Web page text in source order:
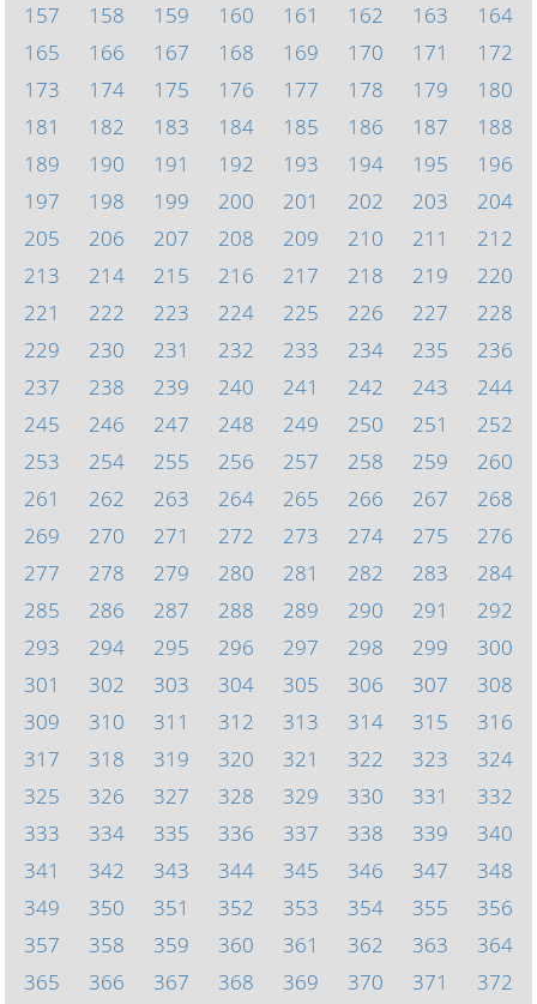
157
158 159 160 161 162 163
164
165
166 167 168 169 170 171
172
173
174 175 176 177 178 179
180
181
182 183 184 185 186 187
188
189
190 191 192 193 194 195
196
197
198 199 200 201 202 203
204
205
206 207 208 209 210 211
212
213
214 215 216 217 218 219
220
221
222 223 224 225 226 227
228
229
230 231 232 233 234 235
236
237
238 239 240 241 242 243
244
245
246 247 248 249 250 251
252
253
254 255 256 257 258 259
260
261
262 263 264 265 266 267
268
269
270 271 272 273 274 275
276
277
278 279 280 281 282 283
284
285
286 287 288 289 290 291
292
293
294 295 296 297 298 299
300
301
302 303 304 305 306 307
308
309
310 311 312 313 314 315
316
317
318 319 320 321 322 323
324
325
326 327 328 329 330 331
332
333
334 335 336 337 338 339
340
341
342 343 344 345 346 347
348
349
350 351 352 353 354 355
356
357
358 359 360 361 362 363
364
365
366 367 368 369 370 371 372